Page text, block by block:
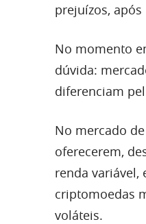
prejuízos, após
No momento
dúvida:
diferenciam
No mercado
oferecerem,
renda variável,
criptomoedas
voláteis.